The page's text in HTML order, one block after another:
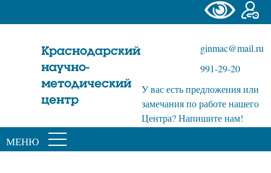
Краснодарский
научно-
методический
центр
ginmac@mail.ru
991-29-20
У вас есть предложения или
замечания по работе нашего
Центра? Напишите нам!
МЕНЮ